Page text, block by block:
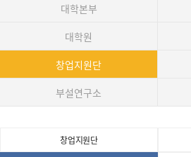
대학본부
대학원
창업지원단
부설연구소
창업지원단